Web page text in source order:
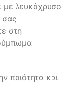
με λευκόχρυσο
σας
στη
ποιότητα και